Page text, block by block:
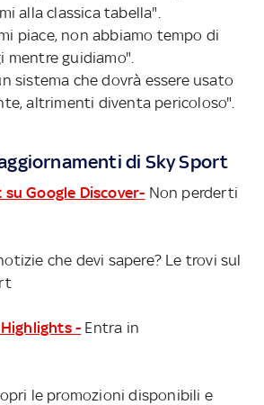
alla classica tabella".
piace, non abbiamo tempo di
mentre guidiamo".
sistema che dovrà essere usato
altrimenti diventa pericoloso".
di Sky Sport
Google Discover- Non perderti
che devi sapere? Le trovi sul
- Entra in
le promozioni disponibili e